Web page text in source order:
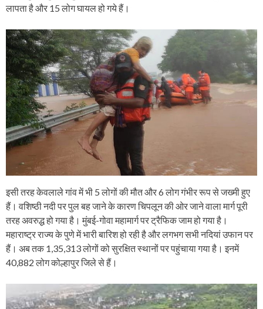
लापता है और 15 लोग घायल हो गये हैं।
इसी तरह केवलाले गांव में भी 5 लोगों की मौत और 6 लोग गंभीर रूप से जख्मी हुए
हैं। वशिष्ठी नदी पर पुल बह जाने के कारण चिपलून की ओर जाने वाला मार्ग पूरी
तरह अवरुद्ध हो गया है। मुंबई-गोवा महामार्ग पर ट्रैफिक जाम हो गया है।
महाराष्ट्र राज्य के पुणे में भारी बारिश हो रही है और लगभग सभी नदियां उफान पर
हैं। अब तक 1,35,313 लोगों को सुरक्षित स्थानों पर पहुंचाया गया है। इनमें
40,882 लोग कोल्हापुर जिले से हैं।